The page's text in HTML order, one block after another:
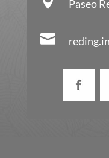
Paseo
